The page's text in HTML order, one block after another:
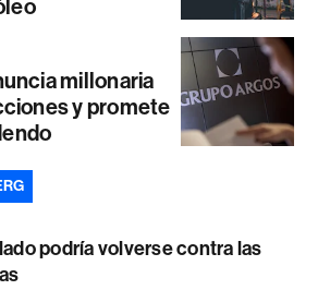
millonaria
y promete
podría volverse contra las